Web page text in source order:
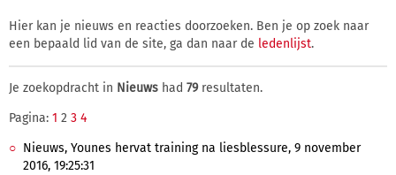
Hier kan je nieuws en reacties doorzoeken. Ben je op zoek naar
een bepaald lid van de site, ga dan naar de ledenlijst.
Je zoekopdracht in Nieuws had 79resultaten.
Pagina: 1 2 3 4
Nieuws, Younes hervat training na liesblessure, 9 november
2016, 19:25:31